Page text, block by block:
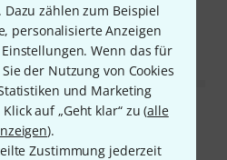
zählen zum Beispiel
personalisierte Anzeigen
Wenn das für
der Nutzung von Cookies
und Marketing
auf „Geht klar“ zu (alle
).
Zustimmung jederzeit
MELDEN
16.03.2023